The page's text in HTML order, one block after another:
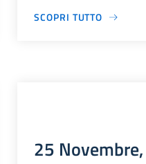
SCOPRI TUTTO
25